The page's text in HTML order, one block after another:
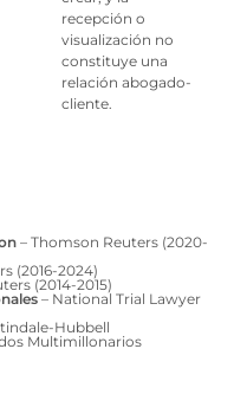
recepción o
visualización no
constituye una
relación abogado-
cliente.
– Thomson Reuters (2020-
(2016-2024)
(2014-2015)
– National Trial Lawyer
Hubbell
Multimillonarios